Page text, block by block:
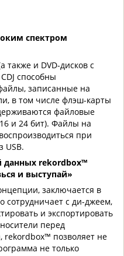
спектром
и DVD-дисков с
способны
записанные на
в том числе флэш-карты
файловые
и 24 бит). Файлы на
при
USB.
данных rekordbox™
и выступай»
заключается в
сотрудничает с ди-джеем,
и экспортировать
перед
позволяет не
не только